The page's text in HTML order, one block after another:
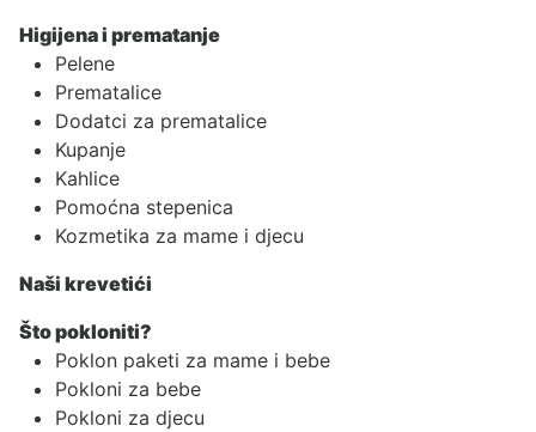
Higijena i prematanje
Pelene
Prematalice
Dodatci za prematalice
Kupanje
Kahlice
Pomoćna stepenica
Kozmetika za mame i djecu
Naši krevetići
Što pokloniti?
Poklon paketi za mame i bebe
Pokloni za bebe
Pokloni za djecu